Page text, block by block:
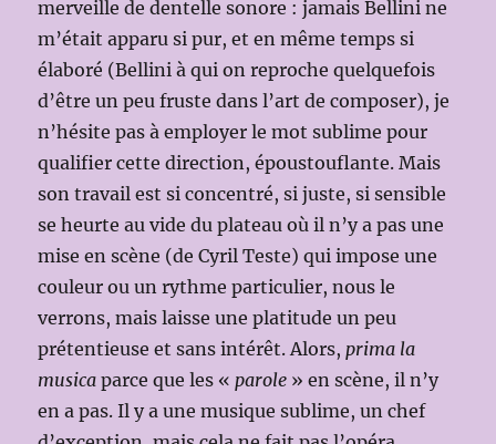
merveille de dentelle sonore : jamais Bellini ne
m’était apparu si pur, et en même temps si
élaboré (Bellini à qui on reproche quelquefois
d’être un peu fruste dans l’art de composer), je
n’hésite pas à employer le mot sublime pour
qualifier cette direction, époustouflante. Mais
son travail est si concentré, si juste, si sensible
se heurte au vide du plateau où il n’y a pas une
mise en scène (de Cyril Teste) qui impose une
couleur ou un rythme particulier, nous le
verrons, mais laisse une platitude un peu
prétentieuse et sans intérêt. Alors,prima la
musica parce que les «parole » en scène, il n’y
en a pas. Il y a une musique sublime, un chef